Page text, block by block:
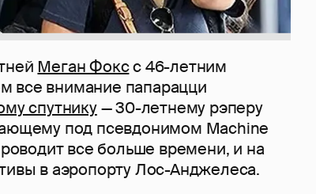
Меган Фоксс 46-летним
все внимание папарацци
спутнику— 30-летнему рэперу
под псевдонимом Machine
все больше времени, и на
в аэропорту Лос-Анджелеса.